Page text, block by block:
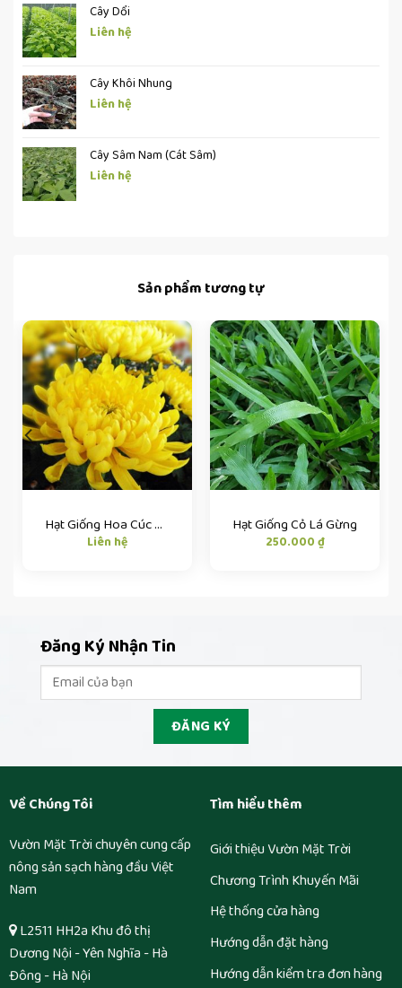
Cây Dổi
Liên hệ
Cây Khôi Nhung
Liên hệ
Cây Sâm Nam (Cát Sâm)
Liên hệ
Sản phẩm tương tự
Hạt Giống Hoa Cúc Vàng
Liên hệ
Hạt Giống Cỏ Lá Gừng
250.000₫
Đăng Ký Nhận Tin
Về Chúng Tôi
Vườn Mặt Trời chuyên cung cấp
nông sản sạch hàng đầu Việt
Nam
L2511 HH2a Khu đô thị
Dương Nội - Yên Nghĩa - Hà
Đông - Hà Nội
Tìm hiểu thêm
Giới thiệu Vườn Mặt Trời
Chương Trình Khuyến Mãi
Hệ thống cửa hàng
Hướng dẫn đặt hàng
Hướng dẫn kiểm tra đơn hàng